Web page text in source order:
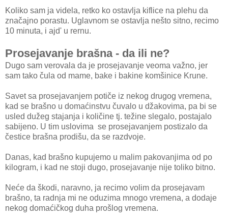
Koliko sam ja videla, retko ko ostavlja kiflice na plehu da
značajno porastu. Uglavnom se ostavlja nešto sitno, recimo
10 minuta, i ajd' u rernu.
Prosejavanje brašna - da ili ne?
Dugo sam verovala da je prosejavanje veoma važno, jer
sam tako čula od mame, bake i bakine komšinice Krune.
Savet sa prosejavanjem potiče iz nekog drugog vremena,
kad se brašno u domaćinstvu čuvalo u džakovima, pa bi se
usled dužeg stajanja i količine tj. težine slegalo, postajalo
sabijeno. U tim uslovima se prosejavanjem postizalo da
čestice brašna prodišu, da se razdvoje.
Danas, kad brašno kupujemo u malim pakovanjima od po
kilogram, i kad ne stoji dugo, prosejavanje nije toliko bitno.
Neće da škodi, naravno, ja recimo volim da prosejavam
brašno, ta radnja mi ne oduzima mnogo vremena, a dodaje
nekog domaćičkog duha prošlog vremena.